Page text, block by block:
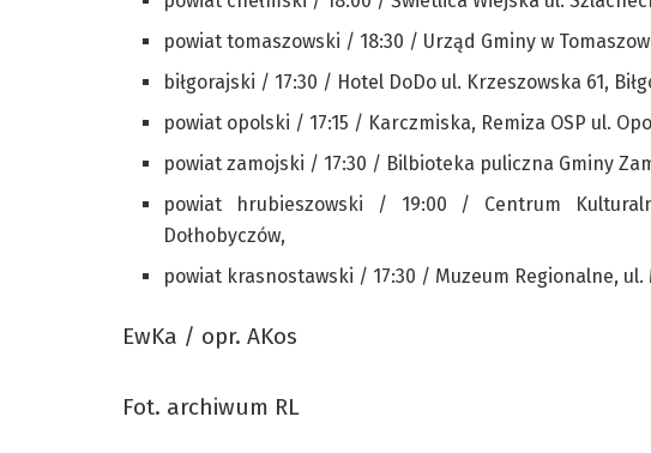
powiat tomaszowski / 18:30 / Urząd Gminy w
biłgorajski / 17:30 / Hotel DoDo ul. Krzeszowska 61,
powiat opolski / 17:15 / Karczmiska, Remiza OSP ul.
powiat zamojski / 17:30 / Bilbioteka puliczna Gminy
powiat hrubieszowski / 19:00 / Centrum
Dołhobyczów,
powiat krasnostawski / 17:30 / Muzeum Regionalne, ul.
EwKa / opr. AKos
Fot. archiwum RL